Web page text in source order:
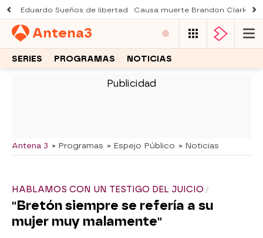
Eduardo Sueños de libertad Causa muerte Brandon Clarke
Antena3
SERIES PROGRAMAS NOTICIAS
Antena 3 » Programas » Espejo Público » Noticias
HABLAMOS CON UN TESTIGO DEL JUICIO
"Bretón siempre se refería a su
mujer muy malamente"